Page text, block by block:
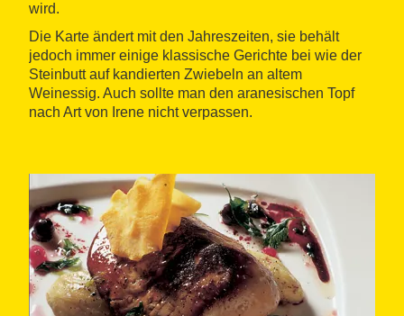
wird.
Die Karte ändert mit den Jahreszeiten, sie behält
jedoch immer einige klassische Gerichte bei wie der
Steinbutt auf kandierten Zwiebeln an altem
Weinessig. Auch sollte man den aranesischen Topf
nach Art von Irene nicht verpassen.